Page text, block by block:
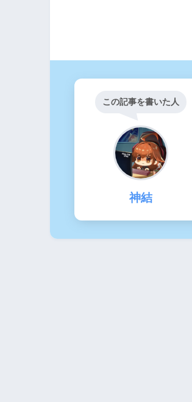
この記事を書いた人
神結